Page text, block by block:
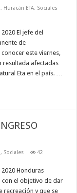
, Huracán ETA, Sociales
El jefe del
de
este viernes,
resultada afectadas
Eta en el país. …
, Sociales 42
Honduras
el objetivo de dar
recreación y que se